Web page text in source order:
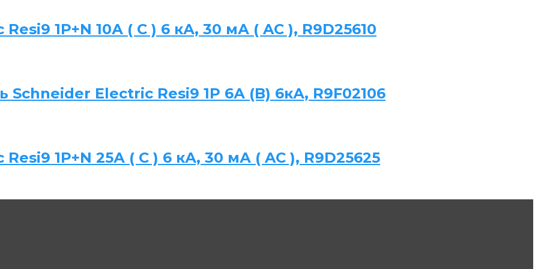
1P+N 10А ( C ) 6 кА, 30 мА ( AC ), R9D25610
Electric Resi9 1P 6А (B) 6кА, R9F02106
1P+N 25А ( C ) 6 кА, 30 мА ( AC ), R9D25625